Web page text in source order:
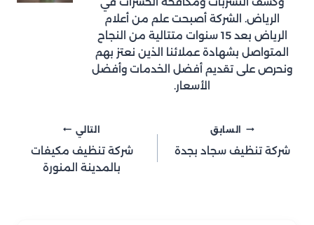
الرياض. الشركة أصبحت علم من أعلام
الرياض بعد 15 سنوات متتالية من النجاح
المتواصل بشهادة عملائنا الذين نعتز بهم
ونحرص على تقديم أفضل الخدمات وأفضل
الأسعار.
تصفّح
المقالات
السابق
شركة تنظيف سجاد بجدة
التالي
شركة تنظيف مكيفات
بالمدينة المنورة